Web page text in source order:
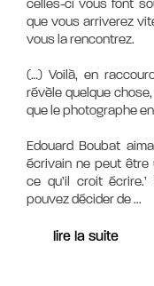
celles-ci vous font
que vous arriverez
vous la rencontrez.
(…) Voilà, en
révèle quelque
que le photographe
Edouard Boubat
écrivain ne peut être
ce qu’il croit
pouvez décider de...
lire la suite